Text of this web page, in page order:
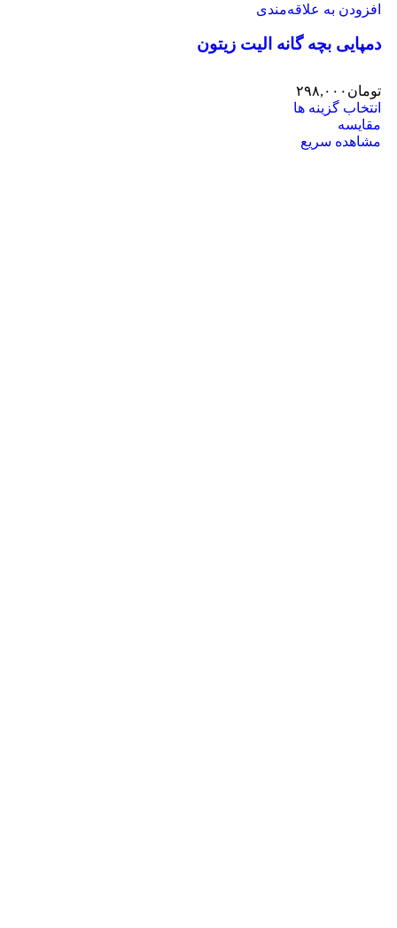
افزودن به علاقه‌مندی
دمپایی بچه گانه الیت زیتون
تومان ۲۹۸,۰۰۰
انتخاب گزینه ها
مقایسه
مشاهده سریع